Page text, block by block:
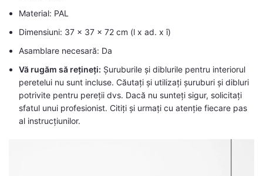
Material: PAL
Dimensiuni: 37 x 37 x 72 cm (l x ad. x î)
Asamblare necesară: Da
Vă rugăm să rețineți: Șuruburile și diblurile pentru interiorul
peretelui nu sunt incluse. Căutați și utilizați șuruburi și dibluri
potrivite pentru pereții dvs. Dacă nu sunteți sigur, solicitați
sfatul unui profesionist. Citiți și urmați cu atenție fiecare pas
al instrucțiunilor.